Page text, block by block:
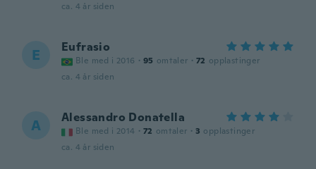
ca. 4 år siden
E Eufrasio
Ble med i 2016 · 95 omtaler · 72 opplastinger
ca. 4 år siden
A Alessandro Donatella
Ble med i 2014 · 72 omtaler · 3 opplastinger
ca. 4 år siden